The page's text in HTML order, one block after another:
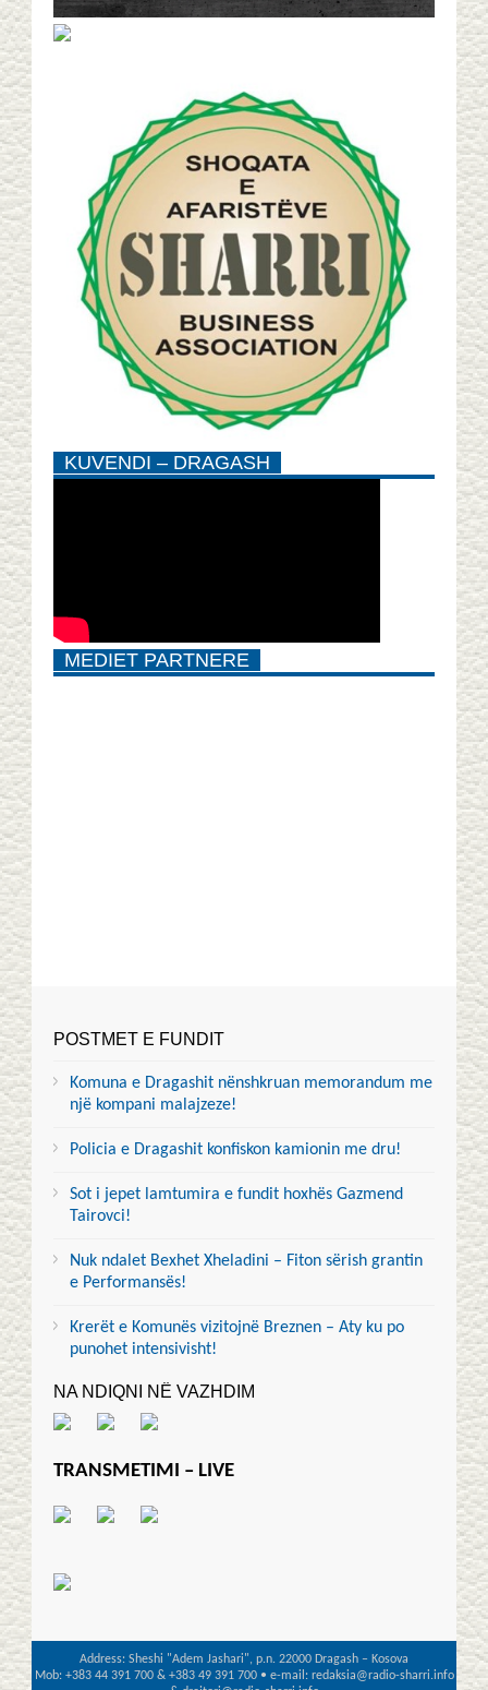
KUVENDI – DRAGASH
MEDIET PARTNERE
POSTMET E FUNDIT
Komuna e Dragashit nënshkruan memorandum me
një kompani malajzeze!
Policia e Dragashit konfiskon kamionin me dru!
Sot i jepet lamtumira e fundit hoxhës Gazmend
Tairovci!
Nuk ndalet Bexhet Xheladini – Fiton sërish grantin
e Performansës!
Krerët e Komunës vizitojnë Breznen – Aty ku po
punohet intensivisht!
NA NDIQNI NË VAZHDIM
TRANSMETIMI – LIVE
Address: Sheshi "Adem Jashari", p.n. 22000 Dragash – Kosova
Mob: +383 44 391 700 & +383 49 391 700 • e-mail: redaksia@radio-sharri.info